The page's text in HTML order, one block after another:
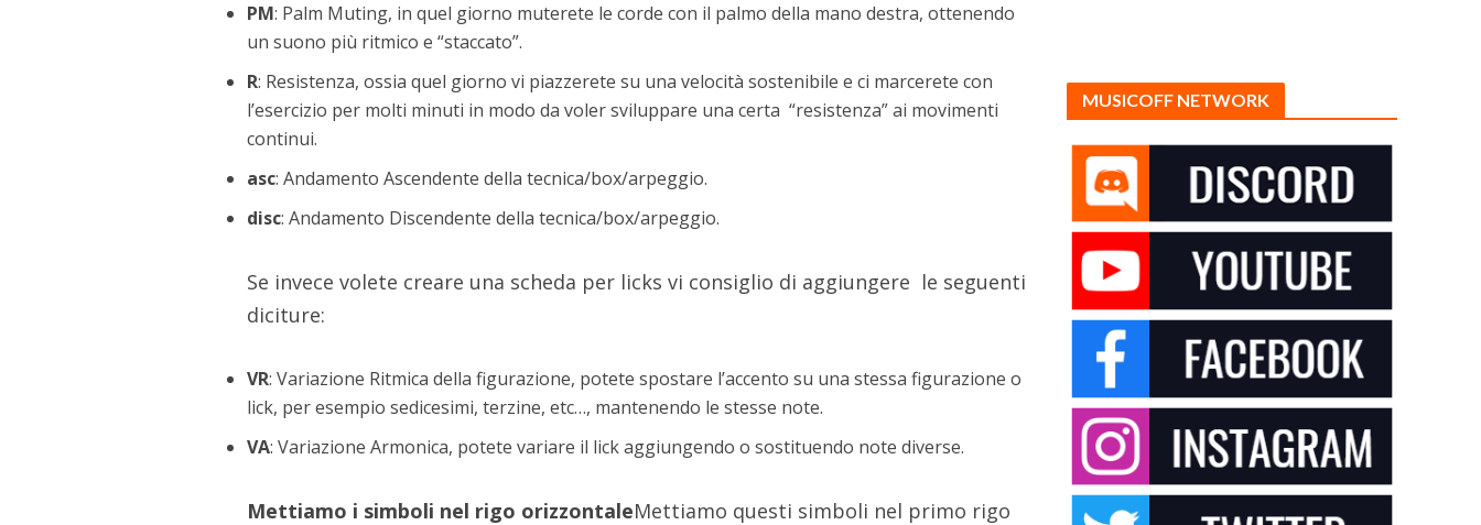
PM: Palm Muting, in quel giorno muterete le corde con il palmo della mano destra, ottenendo
un suono più ritmico e “staccato”.
R: Resistenza, ossia quel giorno vi piazzerete su una velocità sostenibile e ci marcerete con
l’esercizio per molti minuti in modo da voler sviluppare una certa “resistenza” ai movimenti
continui.
asc: Andamento Ascendente della tecnica/box/arpeggio.
disc: Andamento Discendente della tecnica/box/arpeggio.
Se invece volete creare una scheda per licks vi consiglio di aggiungere le seguenti
diciture:
VR: Variazione Ritmica della figurazione, potete spostare l’accento su una stessa figurazione o
lick, per esempio sedicesimi, terzine, etc…, mantenendo le stesse note.
VA: Variazione Armonica, potete variare il lick aggiungendo o sostituendo note diverse.
Mettiamo i simboli nel rigo orizzontaleMettiamo questi simboli nel primo rigo
MUSICOFF NETWORK